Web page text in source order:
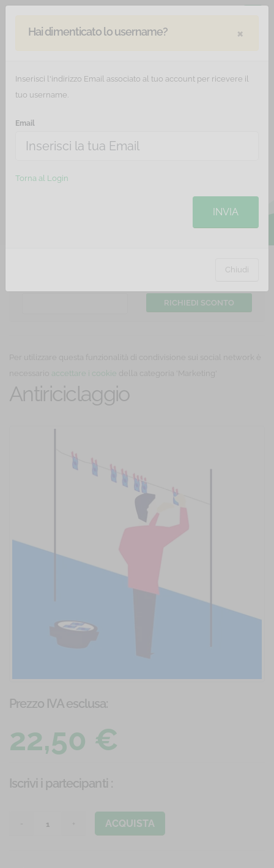
Hai dimenticato lo username? ×
Inserisci l'indirizzo Email associato al tuo account per ricevere il
tuo username.
Email
Torna al Login
INVIA
Chiudi
Antiriciclaggio - 30 minuti
gli obblighi e le sanzioni della normativa antiriciclaggio.
Hai un coupon di sconto? Inserisci il codice:
Per utilizzare questa funzionalità di condivisione sui social network è
necessario
accettare i cookie della categoria 'Marketing'
Antiriciclaggio
Prezzo IVA esclusa:
22,50 €
Iscrivi i partecipanti :
ACQUISTA